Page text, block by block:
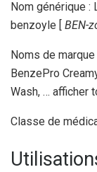
Nom générique :
benzoyle [ BEN-
Noms de marque
BenzePro
Wash, … afficher
Classe de